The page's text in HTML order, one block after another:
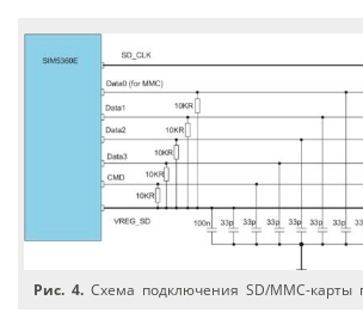
Рис. 4. Схема подключения SD/MMC-карты